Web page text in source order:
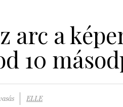
arc a
10
ELLE